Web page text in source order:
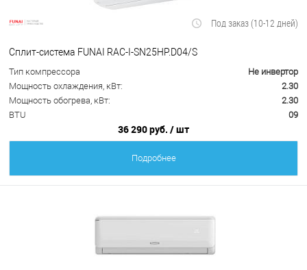
Под заказ (10-12 дней)
Сплит-система FUNAI RAC-I-SN25HP.D04/S
Тип компрессора
Не инвертор
Мощность охлаждения, кВт:
2.30
Мощность обогрева, кВт:
2.30
BTU
09
36 290 руб. / шт
Подробнее